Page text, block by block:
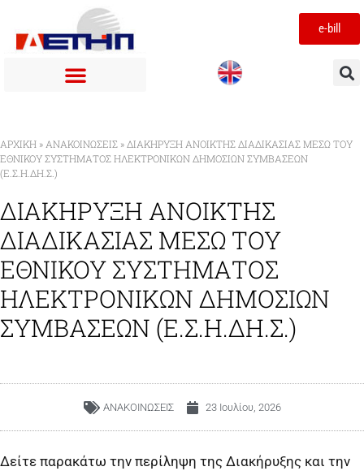
e-bill
ΑΡΧΙΚΉ » ΑΝΑΚΟΙΝΩΣΕΙΣ »ΔΙΑΚΗΡΥΞΗ ΑΝΟΙΚΤΗΣ ΔΙΑΔΙΚΑΣΙΑΣ ΜΕΣΩ ΤΟΥ
ΕΘΝΙΚΟΥ ΣΥΣΤΗΜΑΤΟΣ ΗΛΕΚΤΡΟΝΙΚΩΝ ΔΗΜΟΣΙΩΝ ΣΥΜΒΑΣΕΩΝ
(Ε.Σ.Η.ΔΗ.Σ.)
ΔΙΑΚΗΡΥΞΗ ΑΝΟΙΚΤΗΣ
ΔΙΑΔΙΚΑΣΙΑΣ ΜΕΣΩ ΤΟΥ
ΕΘΝΙΚΟΥ ΣΥΣΤΗΜΑΤΟΣ
ΗΛΕΚΤΡΟΝΙΚΩΝ ΔΗΜΟΣΙΩΝ
ΣΥΜΒΑΣΕΩΝ (Ε.Σ.Η.ΔΗ.Σ.)
ΑΝΑΚΟΙΝΩΣΕΙΣ 23 Ιουλίου, 2026
Δείτε παρακάτω την περίληψη της Διακήρυξης και την